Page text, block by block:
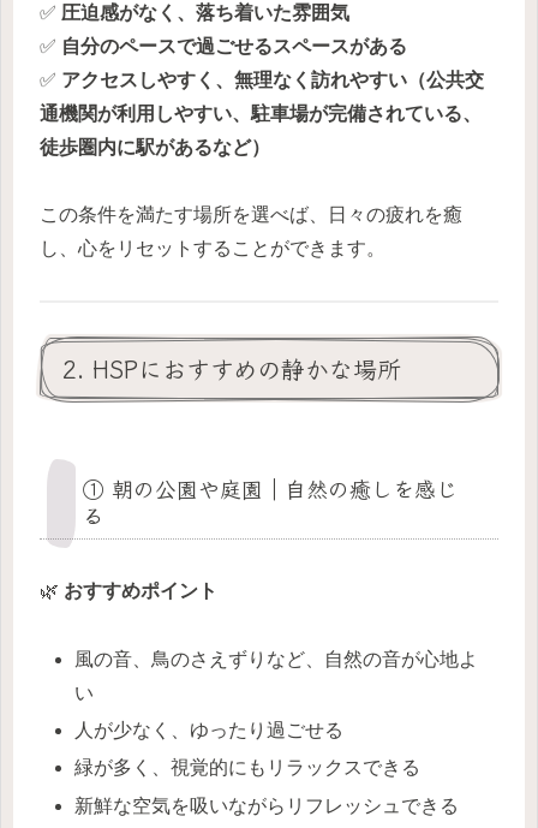
✅ 圧迫感がなく、落ち着いた雰囲気
✅ 自分のペースで過ごせるスペースがある
✅ アクセスしやすく、無理なく訪れやすい（公共交
通機関が利用しやすい、駐車場が完備されている、
徒歩圏内に駅があるなど）
この条件を満たす場所を選べば、日々の疲れを癒
し、心をリセットすることができます。
2. HSPにおすすめの静かな場所
① 朝の公園や庭園｜自然の癒しを感じ
る
🌿 おすすめポイント
風の音、鳥のさえずりなど、自然の音が心地よ
い
人が少なく、ゆったり過ごせる
緑が多く、視覚的にもリラックスできる
新鮮な空気を吸いながらリフレッシュできる